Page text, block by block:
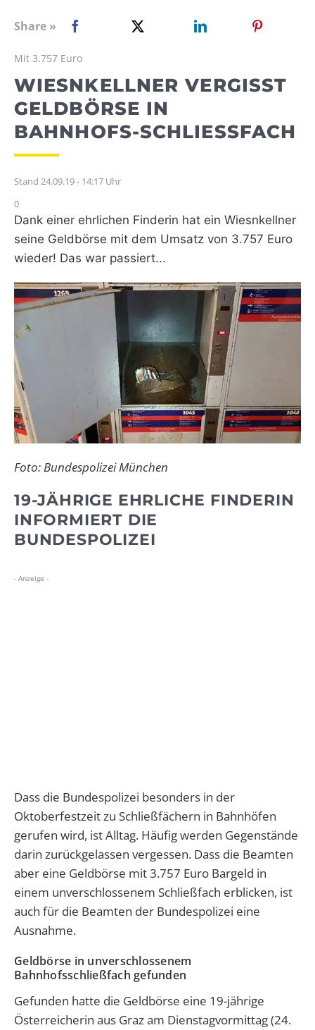
WEBRADIO
Share »
Mit 3.757 Euro
WIESNKELLNER VERGISST
GELDBÖRSE IN
BAHNHOFS-SCHLIESSFACH
Stand 24.09.19 - 14:17 Uhr
0
Dank einer ehrlichen Finderin hat ein Wiesnkellner
seine Geldbörse mit dem Umsatz von 3.757 Euro
wieder! Das war passiert...
Foto: Bundespolizei München
19-JÄHRIGE EHRLICHE FINDERIN
INFORMIERT DIE
BUNDESPOLIZEI
- Anzeige -
Dass die Bundespolizei besonders in der
Oktoberfestzeit zu Schließfächern in Bahnhöfen
gerufen wird, ist Alltag. Häufig werden Gegenstände
darin zurückgelassen vergessen. Dass die Beamten
aber eine Geldbörse mit 3.757 Euro Bargeld in
einem unverschlossenem Schließfach erblicken, ist
auch für die Beamten der Bundespolizei eine
Ausnahme.
Geldbörse in unverschlossenem
Bahnhofsschließfach gefunden
Gefunden hatte die Geldbörse eine 19-jährige
Österreicherin aus Graz am Dienstagvormittag (24.